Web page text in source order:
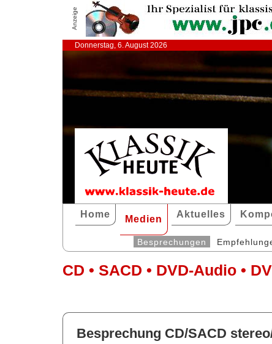
Anzeige
Donnerstag, 6. August 2026
Home Medien Aktuelles
Besprechungen
CD • SACD • DVD-Audio •
Besprechung CD/SACD